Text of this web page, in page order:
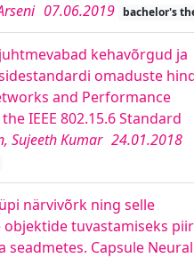
07.06.2019 bachelor's
kehavõrgud ja
sidestandardi omaduste
and Performance
IEEE 802.15.6 Standard
Sujeeth Kumar 24.01.2018
närvivõrk ning selle
objektide tuvastamiseks
seadmetes. Capsule Neural